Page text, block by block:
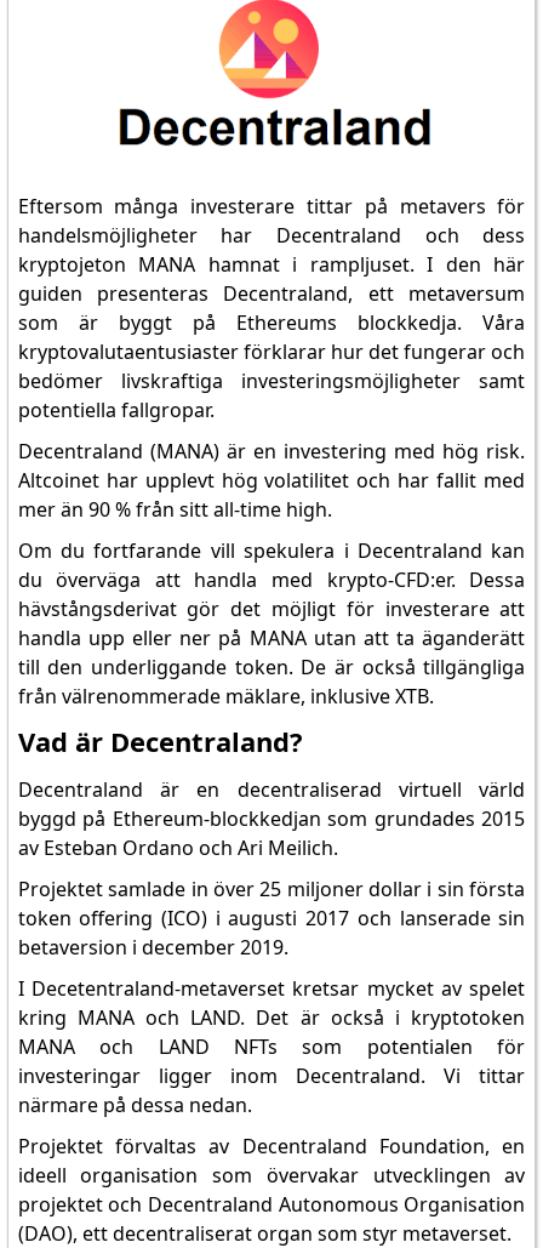
Eftersom många investerare tittar på metavers för
handelsmöjligheter har Decentraland och dess
kryptojeton MANA hamnat i rampljuset. I den här
guiden presenteras Decentraland, ett metaversum
som är byggt på Ethereums blockkedja. Våra
kryptovalutaentusiaster förklarar hur det fungerar och
bedömer livskraftiga investeringsmöjligheter samt
potentiella fallgropar.
Decentraland (MANA) är en investering med hög risk.
Altcoinet har upplevt hög volatilitet och har fallit med
mer än 90 % från sitt all-time high.
Om du fortfarande vill spekulera i Decentraland kan
du överväga att handla med krypto-CFD:er. Dessa
hävstångsderivat gör det möjligt för investerare att
handla upp eller ner på MANA utan att ta äganderätt
till den underliggande token. De är också tillgängliga
från välrenommerade mäklare, inklusive XTB.
Vad är Decentraland?
Decentraland är en decentraliserad virtuell värld
byggd på Ethereum-blockkedjan som grundades 2015
av Esteban Ordano och Ari Meilich.
Projektet samlade in över 25 miljoner dollar i sin första
token offering (ICO) i augusti 2017 och lanserade sin
betaversion i december 2019.
I Decetentraland-metaverset kretsar mycket av spelet
kring MANA och LAND. Det är också i kryptotoken
MANA och LAND NFTs som potentialen för
investeringar ligger inom Decentraland. Vi tittar
närmare på dessa nedan.
Projektet förvaltas av Decentraland Foundation, en
ideell organisation som övervakar utvecklingen av
projektet och Decentraland Autonomous Organisation
(DAO), ett decentraliserat organ som styr metaverset.